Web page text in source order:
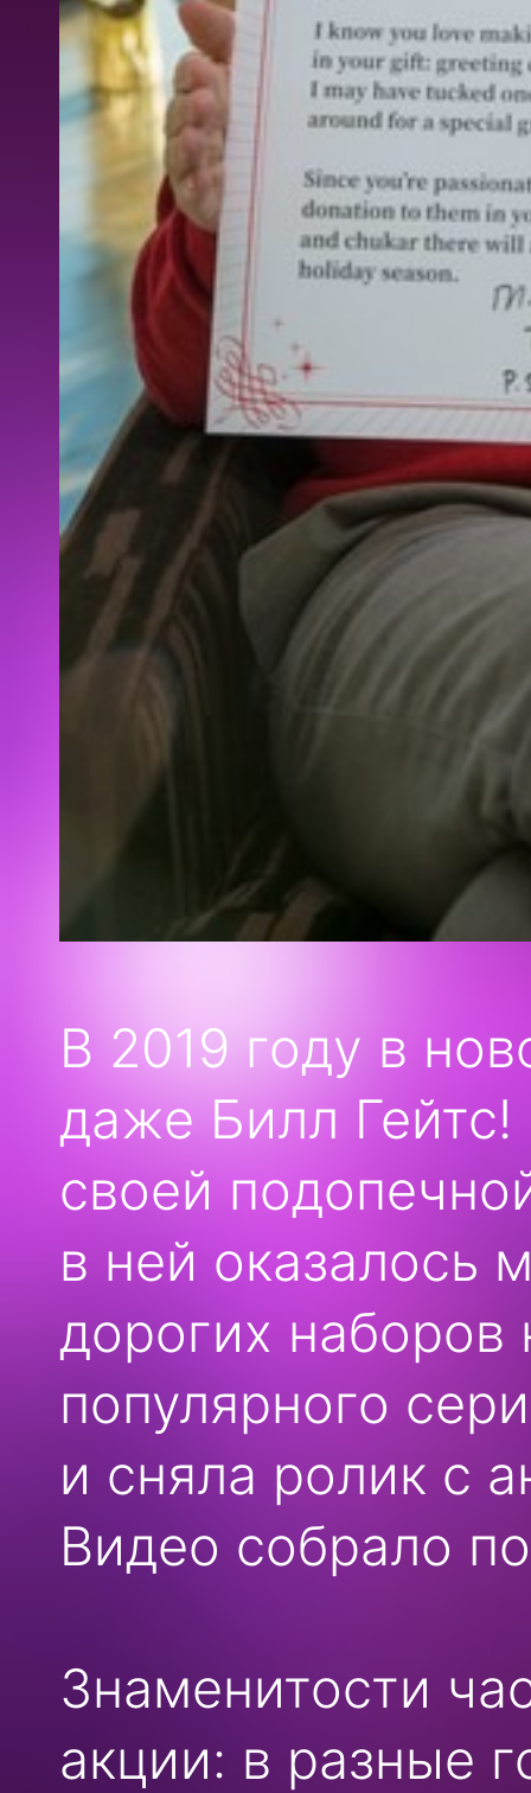
В 2019 году в
даже Билл
своей
в ней оказалось
дорогих наборов
популярного
и сняла ролик с
Видео собрало
Знаменитости
акции: в разные